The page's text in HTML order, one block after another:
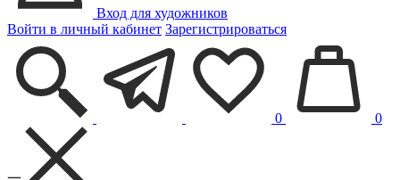
Вход для художников
Войти в личный кабинет Зарегистрироваться
0 0